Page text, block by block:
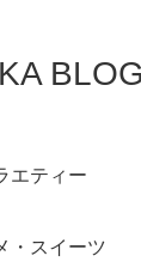
BLOG
エティー
・スイーツ